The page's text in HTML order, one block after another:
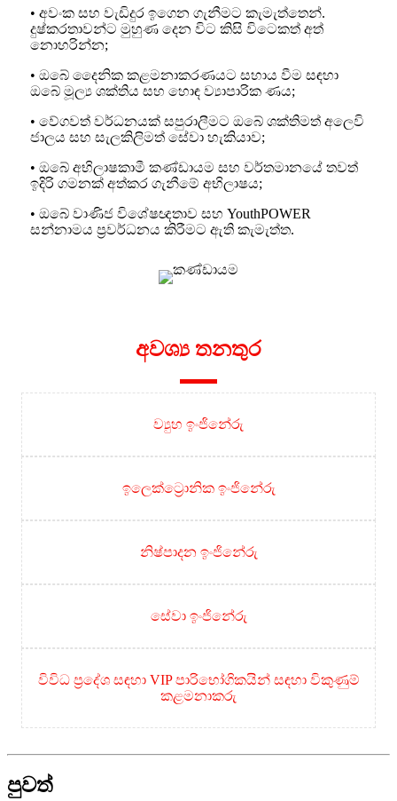
• අවංක සහ වැඩිදුර ඉගෙන ගැනීමට කැමැත්තෙන්.
දුෂ්කරතාවන්ට මුහුණ දෙන විට කිසි විටෙකත් අත්
නොහරින්න;
• ඔබේ දෛනික කළමනාකරණයට සහාය වීම සඳහා
ඔබේ මූල්‍ය ශක්තිය සහ හොඳ ව්‍යාපාරික ණය;
• වේගවත් වර්ධනයක් සපුරාලීමට ඔබේ ශක්තිමත් අලෙවි
ජාලය සහ සැලකිලිමත් සේවා හැකියාව;
• ඔබේ අභිලාෂකාමී කණ්ඩායම සහ වර්තමානයේ තවත්
ඉදිරි ගමනක් අත්කර ගැනීමේ අභිලාෂය;
• ඔබේ වාණිජ විශේෂඥතාව සහ YouthPOWER
සන්නාමය ප්‍රවර්ධනය කිරීමට ඇති කැමැත්ත.
අවශ්‍ය තනතුර
ව්‍යුහ ඉංජිනේරු
ඉලෙක්ට්‍රොනික ඉංජිනේරු
නිෂ්පාදන ඉංජිනේරු
සේවා ඉංජිනේරු
විවිධ ප්‍රදේශ සඳහා VIP පාරිභෝගිකයින් සඳහා විකුණුම්
කළමනාකරු
පුවත්